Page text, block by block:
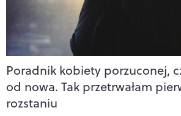
Poradnik kobiety porzuconej,
od nowa. Tak przetrwałam
rozstaniu